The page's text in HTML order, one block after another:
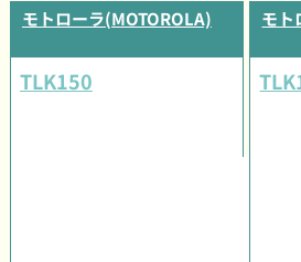
モトローラ(MOTOROLA)
TLK150
モト